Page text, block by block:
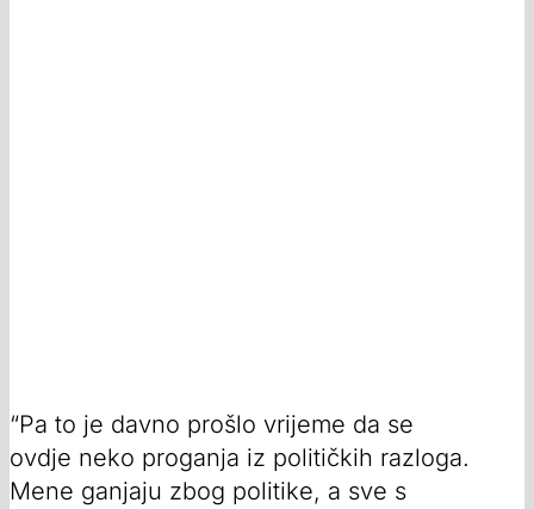
“Pa to je davno prošlo vrijeme da se
ovdje neko proganja iz političkih razloga.
Mene ganjaju zbog politike, a sve s